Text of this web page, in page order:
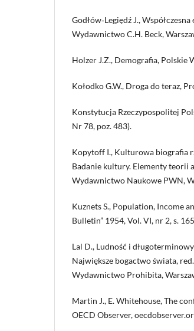
Godłów‑Legiędź J.,
Wydawnictwo C.H. Beck,
Holzer J.Z., Demografia, Polskie
Kołodko G.W., Droga do teraz,
Konstytucja Rzeczypospolitej
Nr 78, poz. 483).
Kopytoff I., Kulturowa biografia
Badanie kultury. Elementy teorii
Wydawnictwo Naukowe PWN,
Kuznets S., Population, Income
Bulletin” 1954, Vol. VI, nr 2, s.
Lal D., Ludność i
Największe bogactwo świata,
Wydawnictwo Prohibita,
Martin J., E. Whitehouse, The
OECD Observer,